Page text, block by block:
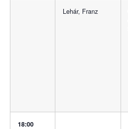
Lehár, Franz
18:00